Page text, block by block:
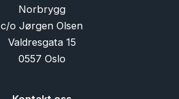
Norbrygg
c/o Jørgen Olsen
Valdresgata 15
0557 Oslo